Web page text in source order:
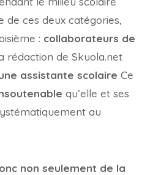
de ces deux catégories,
: collaborateurs de
rédaction de Skuola.net
assistante scolaire Ce
qu’elle et ses
au
non seulement de la